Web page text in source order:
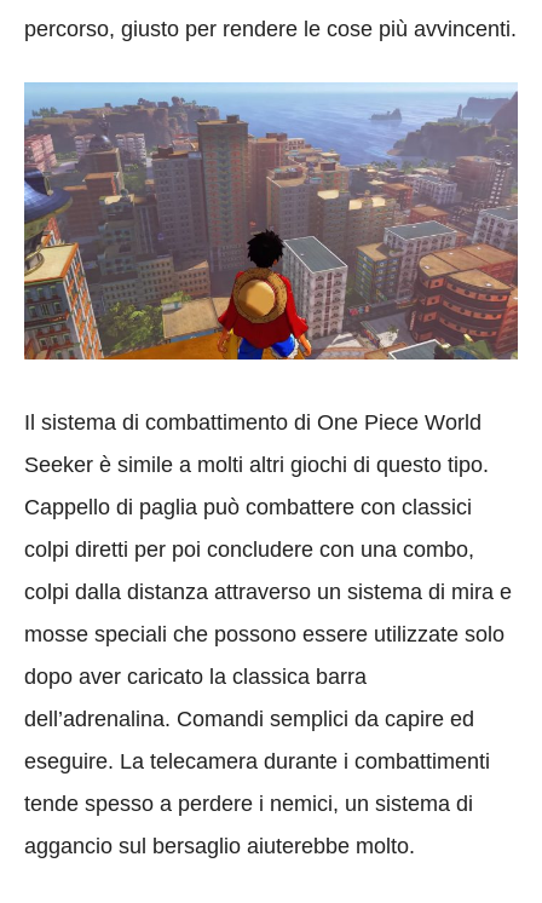
percorso, giusto per rendere le cose più avvincenti.
Il sistema di combattimento di One Piece World
Seeker è simile a molti altri giochi di questo tipo.
Cappello di paglia può combattere con classici
colpi diretti per poi concludere con una combo,
colpi dalla distanza attraverso un sistema di mira e
mosse speciali che possono essere utilizzate solo
dopo aver caricato la classica barra
dell’adrenalina. Comandi semplici da capire ed
eseguire. La telecamera durante i combattimenti
tende spesso a perdere i nemici, un sistema di
aggancio sul bersaglio aiuterebbe molto.